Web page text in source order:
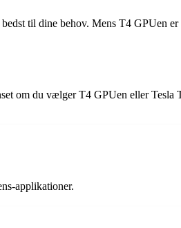
til dine behov. Mens T4 GPUen
om du vælger T4 GPUen eller Tesla
applikationer.